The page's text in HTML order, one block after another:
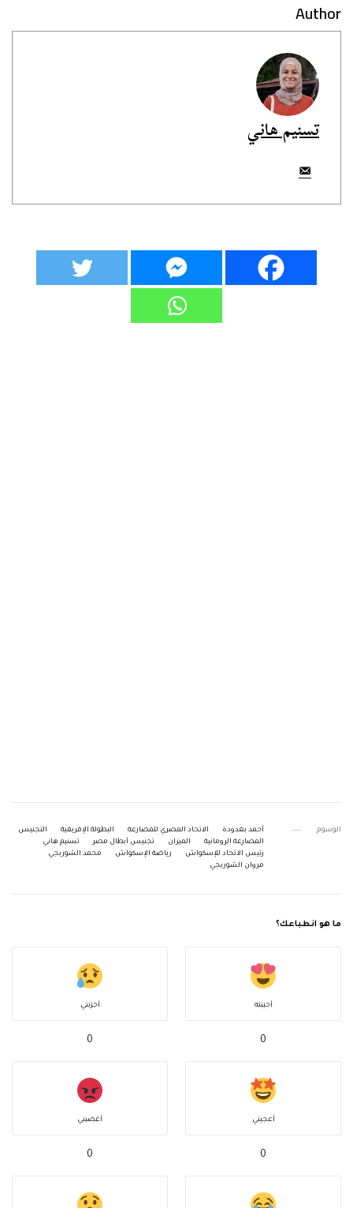
Author
تسنيم هاني
الوسوم أحمد بغدودة الاتحاد المصري للمصارعة البطولة الإفريقية
التجنيس
المصارعة الرومانية
الميزان تجنيس أبطال مصر
تسنيم هاني
رئيس الاتحاد للإسكواش
رياضة الإسكواش
محمد الشوربجي
مروان الشوربجي
ما هو انطباعك؟
أحببته
0
أحزنني
0
أعجبني
0
أغضبني
0